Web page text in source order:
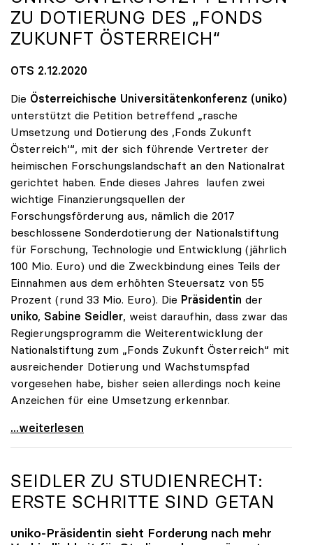
ZU DOTIERUNG DES „FONDS
ZUKUNFT ÖSTERREICH“
OTS 2.12.2020
Die Österreichische Universitätenkonferenz (uniko)
unterstützt die Petition betreffend „rasche
Umsetzung und Dotierung des ,Fonds Zukunft
Österreich‘“, mit der sich führende Vertreter der
heimischen Forschungslandschaft an den Nationalrat
gerichtet haben. Ende dieses Jahres laufen zwei
wichtige Finanzierungsquellen der
Forschungsförderung aus, nämlich die 2017
beschlossene Sonderdotierung der Nationalstiftung
für Forschung, Technologie und Entwicklung (jährlich
100 Mio. Euro) und die Zweckbindung eines Teils der
Einnahmen aus dem erhöhten Steuersatz von 55
Prozent (rund 33 Mio. Euro). Die Präsidentin der
uniko, Sabine Seidler, weist daraufhin, dass zwar das
Regierungsprogramm die Weiterentwicklung der
Nationalstiftung zum „Fonds Zukunft Österreich“ mit
ausreichender Dotierung und Wachstumspfad
vorgesehen habe, bisher seien allerdings noch keine
Anzeichen für eine Umsetzung erkennbar.
uniko unterstützt Petition zu Dotierung des „Fonds
...weiterlesen
SEIDLER ZU STUDIENRECHT:
ERSTE SCHRITTE SIND GETAN
uniko-Präsidentin sieht Forderung nach mehr